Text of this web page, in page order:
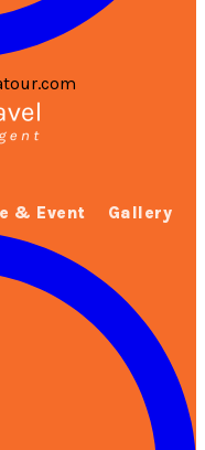
& Event Gallery